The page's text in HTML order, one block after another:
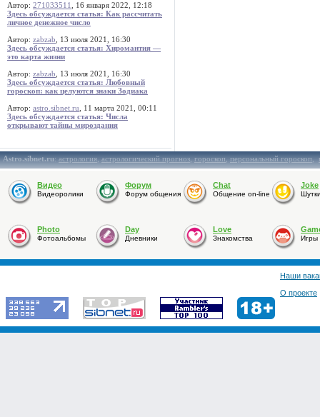
Автор: 271033511
, 16 января 2022, 12:18
Здесь обсуждается статья: Как рассчитать
личное денежное число
Автор: zabzab , 13 июля 2021, 16:30
Здесь обсуждается статья: Хиромантия —
это карта жизни
Автор: zabzab , 13 июля 2021, 16:30
Здесь обсуждается статья: Любовный
гороскоп: как целуются знаки Зодиака
Автор: astro.sibnet.ru , 11 марта 2021, 00:11
Здесь обсуждается статья: Числа
открывают тайны мироздания
Astro.sibnet.ru:астрология,астрологический прогноз,гороскоп,персональный гороскоп,
Видео
Видеоролики
Форум
Форум общения
Chat
Общение on-line
Joke
Photo
Фотоальбомы
Day
Дневники
Love
Знакомства Игры
Наши
О проекте